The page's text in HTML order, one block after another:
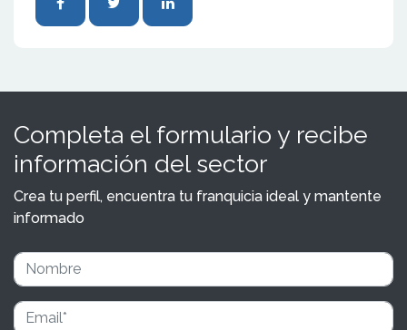
Completa el formulario y recibe
información del sector
Crea tu perfil, encuentra tu franquicia ideal y mantente
informado